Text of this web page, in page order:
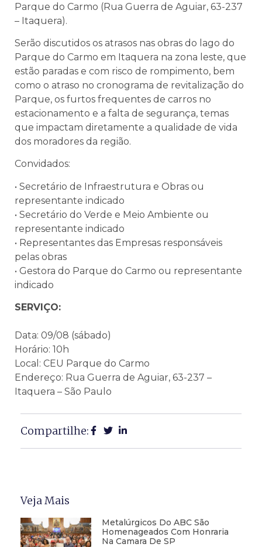
Parque do Carmo (Rua Guerra de Aguiar, 63-237
– Itaquera).
Serão discutidos os atrasos nas obras do lago do
Parque do Carmo em Itaquera na zona leste, que
estão paradas e com risco de rompimento, bem
como o atraso no cronograma de revitalização do
Parque, os furtos frequentes de carros no
estacionamento e a falta de segurança, temas
que impactam diretamente a qualidade de vida
dos moradores da região.
Convidados:
• Secretário de Infraestrutura e Obras ou
representante indicado
• Secretário do Verde e Meio Ambiente ou
representante indicado
• Representantes das Empresas responsáveis
pelas obras
• Gestora do Parque do Carmo ou representante
indicado
SERVIÇO:
Data: 09/08 (sábado)
Horário: 10h
Local: CEU Parque do Carmo
Endereço: Rua Guerra de Aguiar, 63-237 –
Itaquera – São Paulo
Compartilhe:
Veja Mais
Metalúrgicos Do ABC São
Homenageados Com Honraria
Na Camara De SP